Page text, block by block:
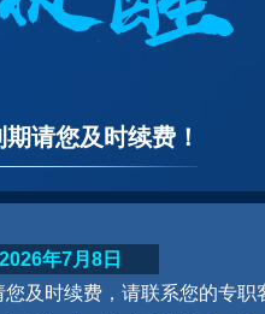
请您及时续费！
及时续费，请联系您的专职
2026年7月8日